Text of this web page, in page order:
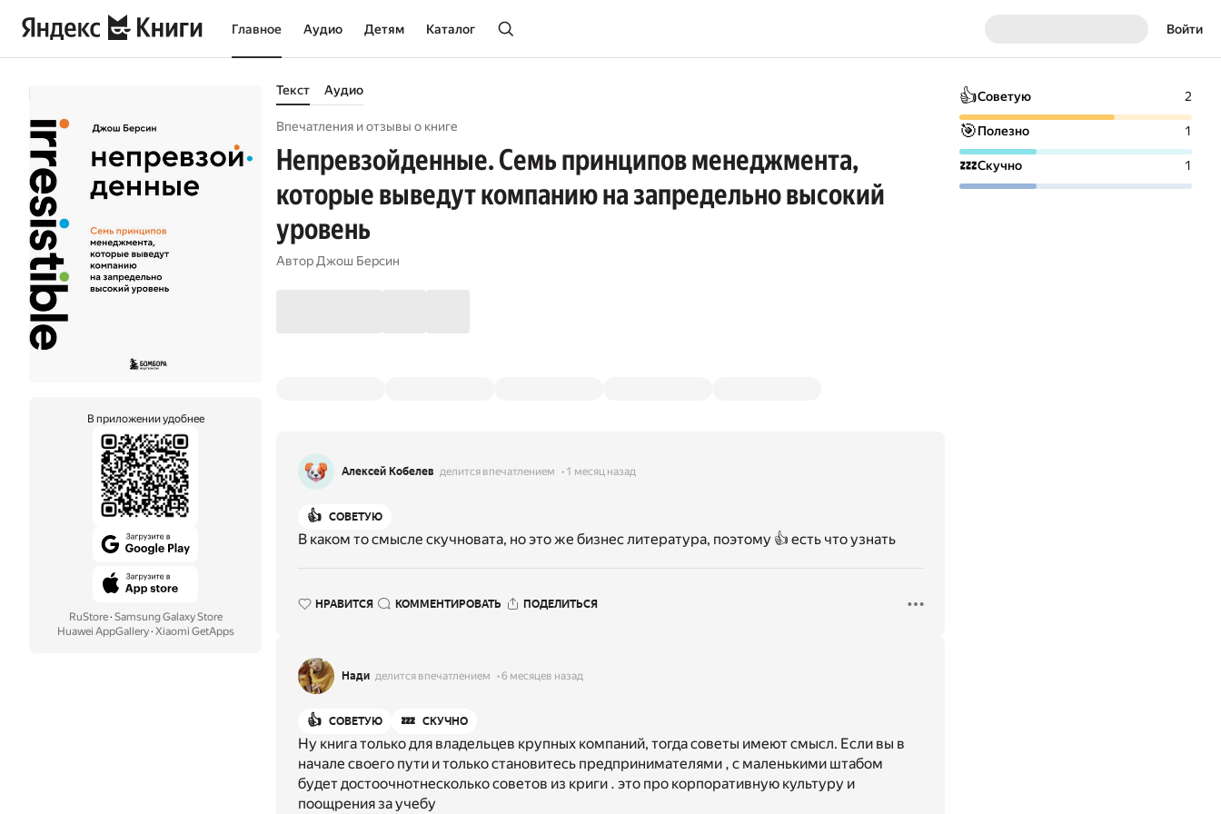
Главное Аудио Детям Каталог Войти
В приложении удобнее
RuStore· Samsung Galaxy Store
Huawei AppGallery· Xiaomi GetApps
Текст Аудио
Впечатления и отзывы о книге
Непревзойденные. Семь принципов менеджмента,
которые выведут компанию на запредельно высокий
уровень
Автор Джош Берсин
Алексей Кобелев делится впечатлением 1 месяц назад
👍 СОВЕТУЮ
В каком то смысле скучновата, но это же бизнес литература, поэтому 👍 есть что узнать
НРАВИТСЯ КОММЕНТИРОВАТЬ ПОДЕЛИТЬСЯ
Нади делится впечатлением 6 месяцев назад
👍 СОВЕТУЮ 💤 СКУЧНО
Ну книга только для владельцев крупных компаний, тогда советы имеют смысл. Если вы в
начале своего пути и только становитесь предпринимателями , с маленькими штабом
будет достоочнотнесколько советов из криги . это про корпоративную культуру и
поощрения за учебу
👍Советую 2
🎯Полезно 1
💤Скучно 1